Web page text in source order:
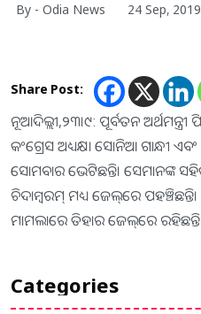
By - Odia News 24 Sep, 2019
Share Post:
ନୂଆଦିଲ୍ଲୀ,୨୩।୯: ପୂର୍ବତନ
କଂଗ୍ରେସ ଅଧ୍ୟକ୍ଷା ସୋନିଆ ଗାନ୍ଧୀ
ସୋମବାର ଭେଟିଛନ୍ତି। ସେମାନଙ୍କ
ଚିଦାମ୍ବରମ୍‌ ମଧ୍ୟ ଜେଲ୍‌ରେ
ମାମଲାରେ ତିହାର ଜେଲ୍‌ରେ
Categories